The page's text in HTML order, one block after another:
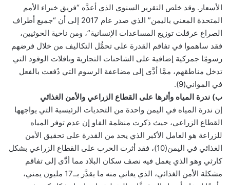
الأسعار. وقد خلص التقرير السنوي الذي أعدَّه “فريق خبراء الأمم
المتحدة المعني باليمن” الذي صدر عام 2017 إلى أن “جميع أطراف
الصراع عرقلت توزيع المساعدات الإنسانية”، ومن ناحية الحوثيين،
فقد ساهموا في تفاقم القدرة على تحمُّل التكاليف من خلال فرضهم
رسومًا جمركية إضافية على الشاحنات التجارية وناقلات الوقود التي
تدخل مناطقهم، ممَّا أدَّى إلى مضاعفة الرسوم التي دُفعت بالفعل
في المواني(9).
ب) ندرة المياه وأثرها على القطاع الزراعي والأمن الغذائي
إن ندرة المياه في اليمن واحدة من التحديات الرئيسية التي يواجهها
القطاع الزراعي، حيث ذكرت منظمة الفاو إن عدم توفر المياه
للزراعة هو العامل الأكبر الذي يحد من القدرة على تحقيق الأمن
الغذائي في اليمن(10)، فقد أثرت الحرب على القطاع الزراعي بشكل
كارثي وهو الذي يعمل فيه نصف سكان البلاد مما أدَّى إلى تفاقم
مشكلة الأمن الغذائي، الذي يعاني منه ما يقدَّر بــ17 مليون يمني،